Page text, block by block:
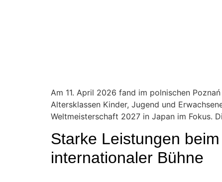
Am 11. April 2026 fand im polnischen
Altersklassen Kinder, Jugend und
Weltmeisterschaft 2027 in Japan im Fokus.
Starke Leistungen
internationaler Bühne